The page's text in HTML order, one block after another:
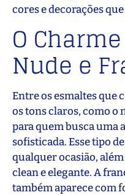
cores e decorações
O
Nude e
Entre os esmaltes que
os tons claros, como o
para quem busca uma
sofisticada. Esse tipo
qualquer ocasião,
clean e elegante. A
também aparece com